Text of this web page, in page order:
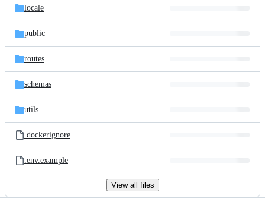
locale
public
routes
schemas
utils
.dockerignore
.env.example
View all files